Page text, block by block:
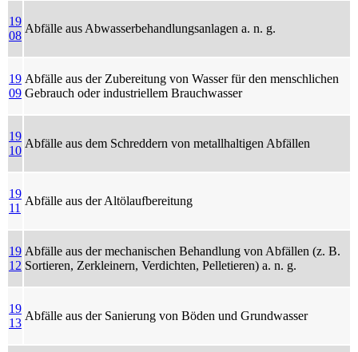
19
08
Abfälle aus Abwasserbehandlungsanlagen a. n. g.
19
09
Abfälle aus der Zubereitung von Wasser für den menschlichen
Gebrauch oder industriellem Brauchwasser
19
10
Abfälle aus dem Schreddern von metallhaltigen Abfällen
19
11
Abfälle aus der Altölaufbereitung
19
12
Abfälle aus der mechanischen Behandlung von Abfällen (z. B.
Sortieren, Zerkleinern, Verdichten, Pelletieren) a. n. g.
19
13
Abfälle aus der Sanierung von Böden und Grundwasser